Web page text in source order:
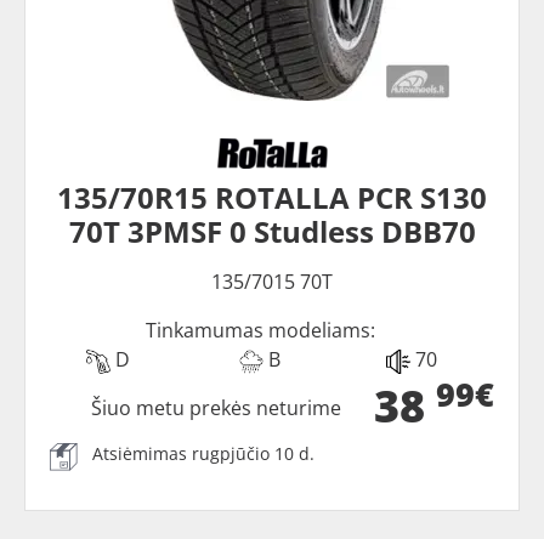
135/70R15 ROTALLA PCR S130
70T 3PMSF 0 Studless DBB70
135/7015 70T
Tinkamumas modeliams:
D
B 70
38 99€
Šiuo metu prekės neturime
Atsiėmimas rugpjūčio 10 d.